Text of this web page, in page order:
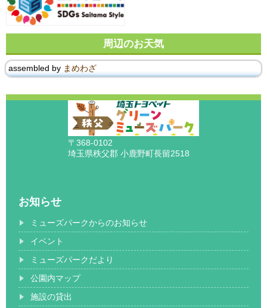
周辺のお天気
assembled by まめわざ
〒368-0102
埼玉県秩父郡 小鹿野町長留2518
お知らせ
ミューズパークからのお知らせ
イベント
ミューズパークだより
公園内マップ
施設の貸出